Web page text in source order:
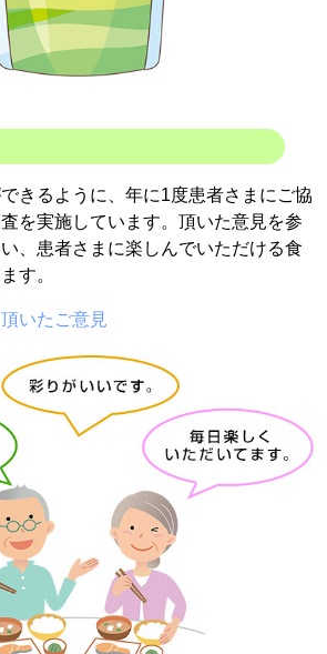
きるように、年に1度患者さまにご協
を実施しています。頂いた意見を参
、患者さまに楽しんでいただける食
す。
いたご意見